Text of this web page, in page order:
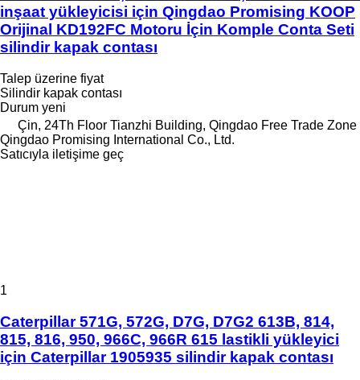
inşaat yükleyicisi için Qingdao Promising KOOP
Orijinal KD192FC Motoru İçin Komple Conta Seti
silindir kapak contası
Talep üzerine fiyat
Silindir kapak contası
Durum yeni
Çin, 24Th Floor Tianzhi Building, Qingdao Free Trade Zone
Qingdao Promising International Co., Ltd.
Satıcıyla iletişime geç
1
Caterpillar 571G, 572G, D7G, D7G2 613B, 814,
815, 816, 950, 966C, 966R 615 lastikli yükleyici
için Caterpillar 1905935 silindir kapak contası